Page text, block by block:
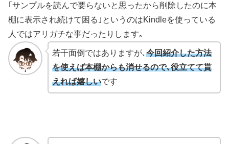
｢サンプルを読んで要らないと思ったから削除したのに本
棚に表示され続けて困る｣というのはKindleを使っている
人ではアリガチな事だったりします｡
若干面倒ではありますが､ 今回紹介した方法
を使えば本棚からも消せるので､役立てて貰
えれば嬉しいです